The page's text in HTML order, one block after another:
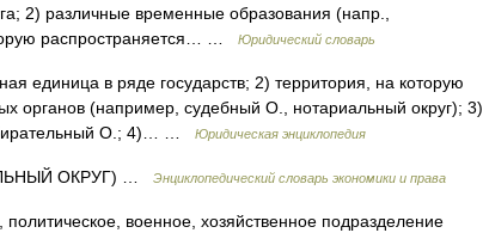
2) различные временные образования (напр.,
распространяется… …
Юридический словарь
единица в ряде государств; 2) территория, на которую
органов (например, судебный О., нотариальный округ); 3)
О.; 4)… …
Юридическая энциклопедия
ОКРУГ) … Энциклопедический словарь экономики и права
военное, хозяйственное подразделение